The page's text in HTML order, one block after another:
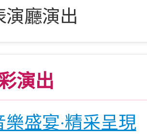
演廳演出
演出
樂盛宴‧精采呈現